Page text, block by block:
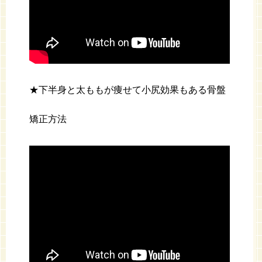
★下半身と太ももが痩せて小尻効果もある骨盤
矯正方法